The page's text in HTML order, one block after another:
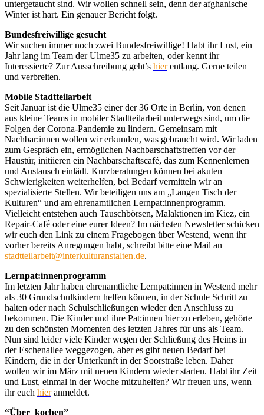
untergetaucht sind. Wir wollen schnell sein, denn der afghanische
Winter ist hart. Ein genauer Bericht folgt.
Bundesfreiwillige gesucht
Wir suchen immer noch zwei Bundesfreiwillige! Habt ihr Lust, ein
Jahr lang im Team der Ulme35 zu arbeiten, oder kennt ihr
Interessierte? Zur Ausschreibung geht’s hierentlang. Gerne teilen
und verbreiten.
Mobile Stadtteilarbeit
Seit Januar ist die Ulme35 einer der 36 Orte in Berlin, von denen
aus kleine Teams in mobiler Stadtteilarbeit unterwegs sind, um die
Folgen der Corona-Pandemie zu lindern. Gemeinsam mit
Nachbar:innen wollen wir erkunden, was gebraucht wird. Wir laden
zum Gespräch ein, ermöglichen Nachbarschaftstreffen vor der
Haustür, initiieren ein Nachbarschaftscafé, das zum Kennenlernen
und Austausch einlädt. Kurzberatungen können bei akuten
Schwierigkeiten weiterhelfen, bei Bedarf vermitteln wir an
spezialisierte Stellen. Wir beteiligen uns am „Langen Tisch der
Kulturen“ und am ehrenamtlichen Lernpat:innenprogramm.
Vielleicht entstehen auch Tauschbörsen, Malaktionen im Kiez, ein
Repair-Café oder eine eurer Ideen? Im nächsten Newsletter schicken
wir euch den Link zu einem Fragebogen über Westend, wenn ihr
vorher bereits Anregungen habt, schreibt bitte eine Mail an
stadtteilarbeit@interkulturanstalten.de.
Lernpat:innenprogramm
Im letzten Jahr haben ehrenamtliche Lernpat:innen in Westend mehr
als 30 Grundschulkindern helfen können, in der Schule Schritt zu
halten oder nach Schulschließungen wieder den Anschluss zu
bekommen. Die Kinder und ihre Pat:innen hier zu erleben, gehörte
zu den schönsten Momenten des letzten Jahres für uns als Team.
Nun sind leider viele Kinder wegen der Schließung des Heims in
der Eschenallee weggezogen, aber es gibt neuen Bedarf bei
Kindern, die in der Unterkunft in der Soorstraße leben. Daher
wollen wir im März mit neuen Kindern wieder starten. Habt ihr Zeit
und Lust, einmal in der Woche mitzuhelfen? Wir freuen uns, wenn
ihr euch hieranmeldet.
“Über_kochen”